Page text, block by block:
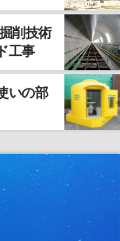
削技術
工事
いの部